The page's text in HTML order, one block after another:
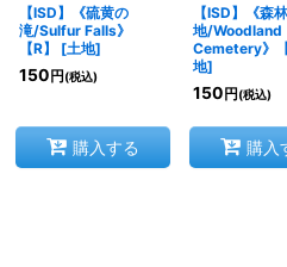
【ISD】《硫黄の
滝/Sulfur Falls》
【R】
[土地]
150 円 (税込)
購入する
【ISD】《森
地/Woodland
Cemetery》【
地]
150 円 (税込)
購入